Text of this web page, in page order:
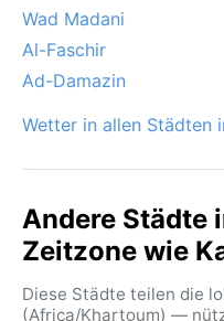
Wad Madani
Al-Faschir
Ad-Damazin
Wetter in allen Städten
Andere Städte
Zeitzone wie
Diese Städte teilen die
(Africa/Khartoum) —